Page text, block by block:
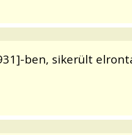
ben, sikerült